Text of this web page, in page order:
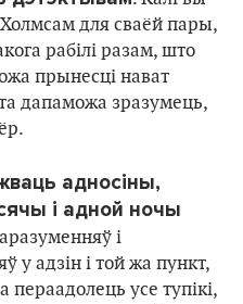
для сваёй пары,
рабілі разам, што
прынесці нават
дапаможа зразумець,
адносіны,
і адной ночы
і
у адзін і той жа пункт,
усе тупікі,